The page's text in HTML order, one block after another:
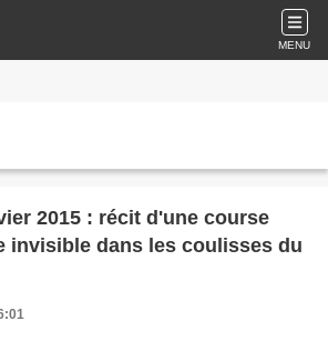
MENU
2015 : récit d'une course
invisible dans les coulisses du